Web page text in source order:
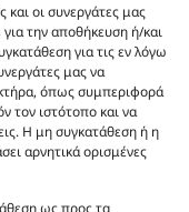
και οι συνεργάτες μας
την αποθήκευση ή/και
για τις εν λόγω
μας να
όπως συμπεριφορά
τον ιστότοπο και να
Η μη συγκατάθεση ή η
αρνητικά ορισμένες
ενδεικτικές
προϊόν.
επιλογής σας.